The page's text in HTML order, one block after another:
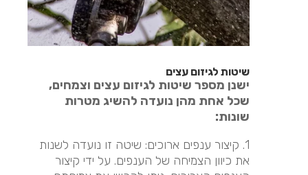
שיטות לגיזום עצים
ישנן מספר שיטות לגיזום עצים וצמחים,
שכל אחת מהן נועדה להשיג מטרות
שונות:
1. קיצור ענפים ארוכים: שיטה זו נועדה לשנות
את כיוון הצמיחה של הענפים. על ידי קיצור